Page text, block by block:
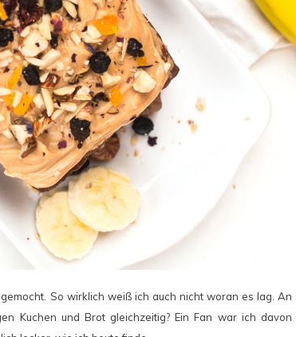
So wirklich weiß ich auch nicht woran es lag. An
Kuchen und Brot gleichzeitig? Ein Fan war ich davon